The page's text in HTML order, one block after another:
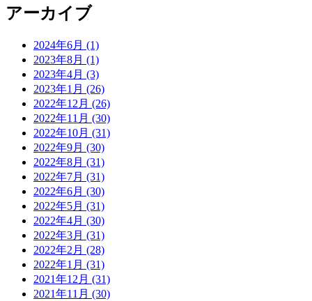
アーカイブ
2024年6月 (1)
2023年8月 (1)
2023年4月 (3)
2023年1月 (26)
2022年12月 (26)
2022年11月 (30)
2022年10月 (31)
2022年9月 (30)
2022年8月 (31)
2022年7月 (31)
2022年6月 (30)
2022年5月 (31)
2022年4月 (30)
2022年3月 (31)
2022年2月 (28)
2022年1月 (31)
2021年12月 (31)
2021年11月 (30)